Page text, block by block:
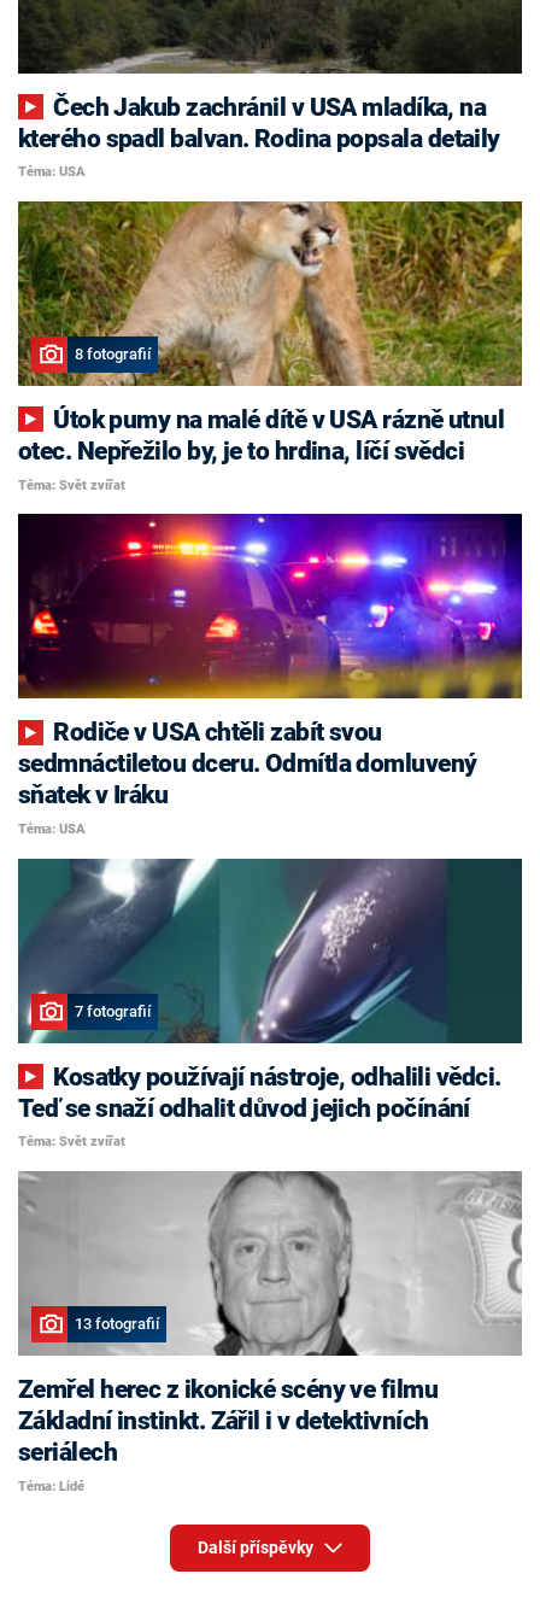
Čech Jakub zachránil v USA mladíka, na
kterého spadl balvan. Rodina popsala detaily
Téma: USA
8 fotografií
otec. Nepřežilo by, je to hrdina, líčí svědci
Téma: Svět zvířat
sedmnáctiletou dceru. Odmítla domluvený
sňatek v Iráku
Téma: USA
7 fotografií
Teď se snaží odhalit důvod jejich počínání
Téma: Svět zvířat
13 fotografií
Zemřel herec z ikonické scény ve filmu
Základní instinkt. Zářil i v detektivních
seriálech
Téma: Lidé
Další příspěvky